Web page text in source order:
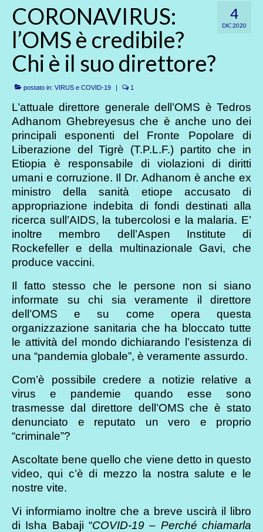
4
DIC 2020
CORONAVIRUS:
l’OMS è credibile?
Chi è il suo direttore?
postato in: VIRUS e COVID-19 | 1
L’attuale direttore generale dell’OMS è Tedros
Adhanom Ghebreyesus che è anche uno dei
principali esponenti del Fronte Popolare di
Liberazione del Tigrè (T.P.L.F.) partito che in
Etiopia è responsabile di violazioni di diritti
umani e corruzione. Il Dr. Adhanom è anche ex
ministro della sanità etiope accusato di
appropriazione indebita di fondi destinati alla
ricerca sull’AIDS, la tubercolosi e la malaria. E’
inoltre membro dell’Aspen Institute di
Rockefeller e della multinazionale Gavi, che
produce vaccini.
Il fatto stesso che le persone non si siano
informate su chi sia veramente il direttore
dell’OMS e su come opera questa
organizzazione sanitaria che ha bloccato tutte
le attività del mondo dichiarando l’esistenza di
una “pandemia globale”, è veramente assurdo.
Com’è possibile credere a notizie relative a
virus e pandemie quando esse sono
trasmesse dal direttore dell’OMS che è stato
denunciato e reputato un vero e proprio
“criminale”?
Ascoltate bene quello che viene detto in questo
video, qui c’è di mezzo la nostra salute e le
nostre vite.
Vi informiamo inoltre che a breve uscirà il libro
di Isha Babaji “COVID-19 – Perché chiamarla